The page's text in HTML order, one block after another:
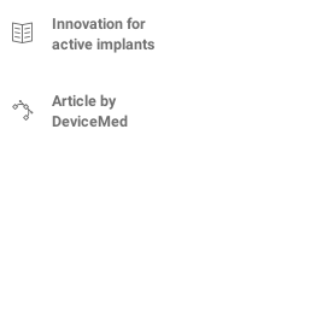
Innovation for
active implants
Article by
DeviceMed